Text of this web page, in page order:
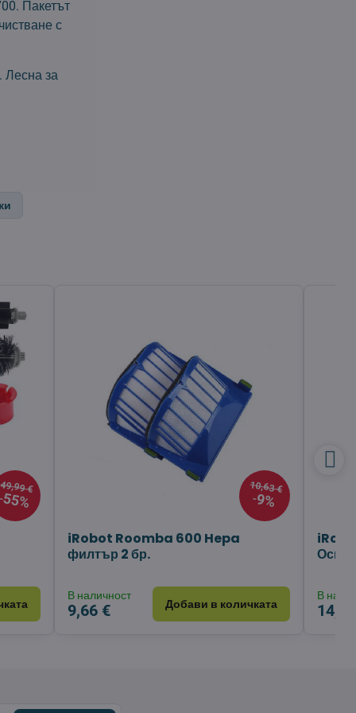
Пакетът
с
Лесна за
49,99 €
55%
10,63 €
9%
iRobot Roomba 600 Hepa
филтър 2 бр.
В наличност
9,66 € Добави в количката
В